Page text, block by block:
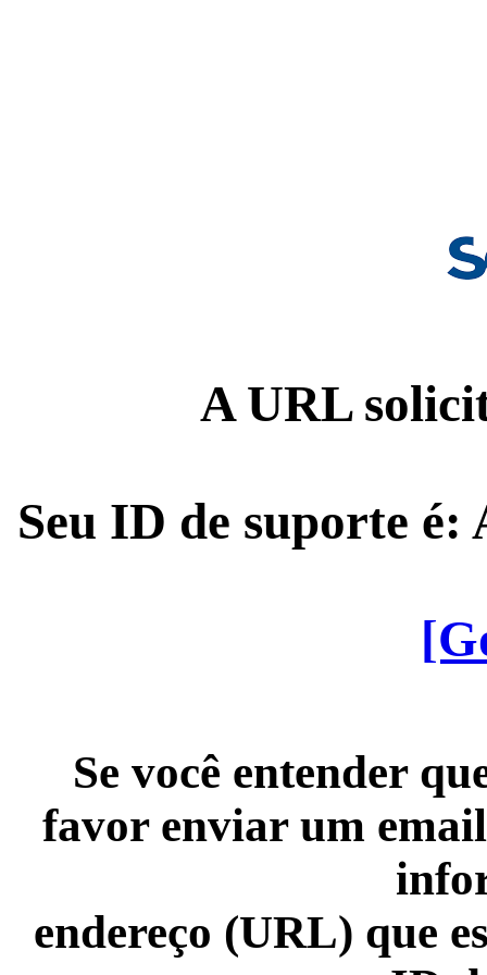
A URL
Seu ID de suporte é:
Se você entender
favor enviar um
endereço (URL) que